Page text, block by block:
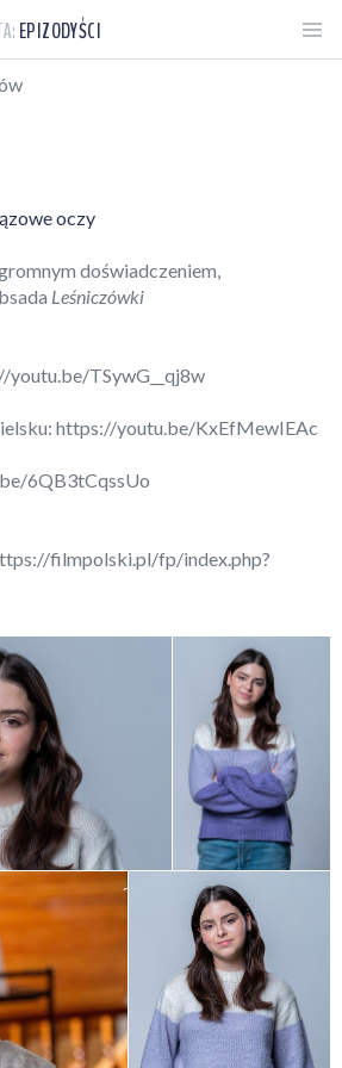
EPIZODYŚCI
oczy
doświadczeniem,
Leśniczówki
youtu.be/TSywG__qj8w
https://youtu.be/KxEfMewIEAc
6QB3tCqssUo
filmpolski.pl/fp/index.php?